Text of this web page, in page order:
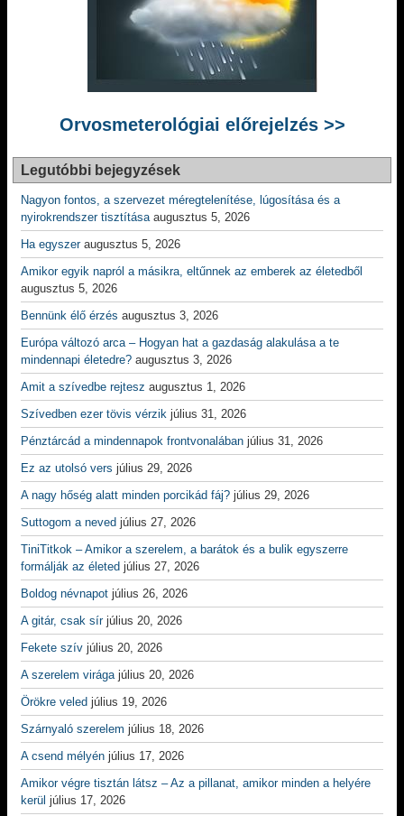
Orvosmeterológiai előrejelzés >>
Legutóbbi bejegyzések
Nagyon fontos, a szervezet méregtelenítése, lúgosítása és a
nyirokrendszer tisztítása augusztus 5, 2026
Ha egyszer augusztus 5, 2026
Amikor egyik napról a másikra, eltűnnek az emberek az életedből
augusztus 5, 2026
Bennünk élő érzés augusztus 3, 2026
Európa változó arca – Hogyan hat a gazdaság alakulása a te
mindennapi életedre? augusztus 3, 2026
Amit a szívedbe rejtesz augusztus 1, 2026
Szívedben ezer tövis vérzik július 31, 2026
Pénztárcád a mindennapok frontvonalában július 31, 2026
Ez az utolsó vers július 29, 2026
A nagy hőség alatt minden porcikád fáj? július 29, 2026
Suttogom a neved július 27, 2026
TiniTitkok – Amikor a szerelem, a barátok és a bulik egyszerre
formálják az életed július 27, 2026
Boldog névnapot július 26, 2026
A gitár, csak sír július 20, 2026
Fekete szív július 20, 2026
A szerelem virága július 20, 2026
Örökre veled július 19, 2026
Szárnyaló szerelem július 18, 2026
A csend mélyén július 17, 2026
Amikor végre tisztán látsz – Az a pillanat, amikor minden a helyére
kerül július 17, 2026